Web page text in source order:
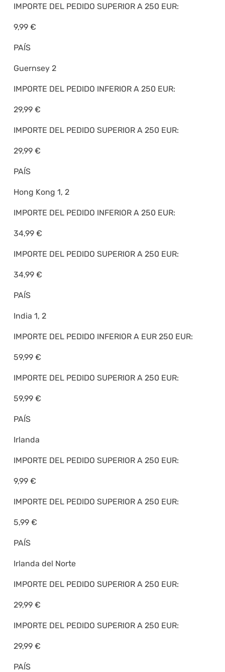
IMPORTE DEL PEDIDO SUPERIOR A 250 EUR:
9,99 €
PAÍS
Guernsey 2
IMPORTE DEL PEDIDO INFERIOR A 250 EUR:
29,99 €
IMPORTE DEL PEDIDO SUPERIOR A 250 EUR:
29,99 €
PAÍS
Hong Kong 1, 2
IMPORTE DEL PEDIDO INFERIOR A 250 EUR:
34,99 €
IMPORTE DEL PEDIDO SUPERIOR A 250 EUR:
34,99 €
PAÍS
India 1, 2
IMPORTE DEL PEDIDO INFERIOR A EUR 250 EUR:
59,99 €
IMPORTE DEL PEDIDO SUPERIOR A 250 EUR:
59,99 €
PAÍS
Irlanda
IMPORTE DEL PEDIDO SUPERIOR A 250 EUR:
9,99 €
IMPORTE DEL PEDIDO SUPERIOR A 250 EUR:
5,99 €
PAÍS
Irlanda del Norte
IMPORTE DEL PEDIDO SUPERIOR A 250 EUR:
29,99 €
IMPORTE DEL PEDIDO SUPERIOR A 250 EUR:
29,99 €
PAÍS